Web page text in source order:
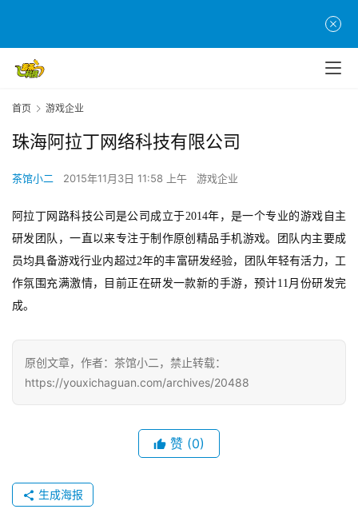
页
茶
原
创
戏
业
机
休
首页 游戏企业
珠海阿拉丁网络科技有限公司
茶馆小二 2015年11月3日 11:58 上午 游戏企业
阿拉丁网路科技公司是公司成立于2014年，是一个专业的游戏自主
研发团队，一直以来专注于制作原创精品手机游戏。团队内主要成
员均具备游戏行业内超过2年的丰富研发经验，团队年轻有活力，工
作氛围充满激情，目前正在研发一款新的手游，预计11月份研发完
成。
原创文章，作者：茶馆小二，禁止转载：
https://youxichaguan.com/archives/20488
赞 (0)
生成海报